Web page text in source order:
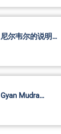
尼尔韦尔的说明…
Gyan Mudra…